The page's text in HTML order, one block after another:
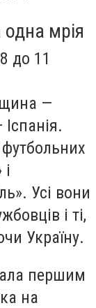
мрія
до 11
—
Усі вони
і ті,
Україну.
першим
на